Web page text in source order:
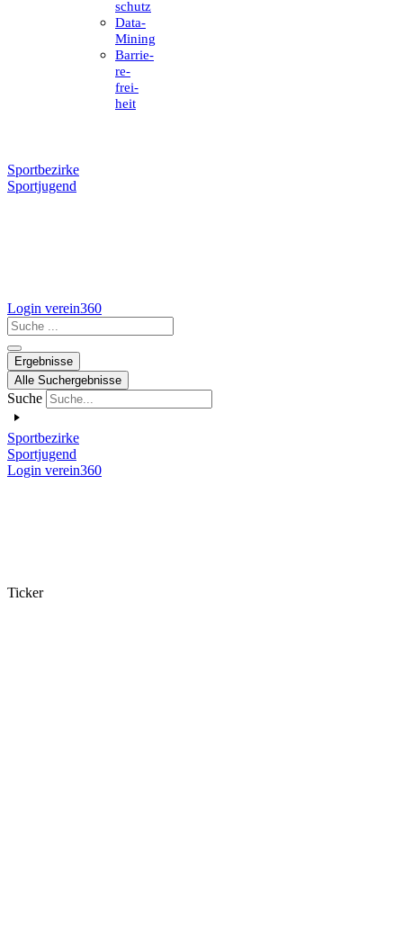
schutz
Data-
Mining
Barrie­
re­
frei­
heit
Sportbezirke
Sportjugend
Login verein360
Search
...
Ergebnisse
Alle Suchergebnisse
Suche
Sportbezirke
Sportjugend
Login verein360
Ticker